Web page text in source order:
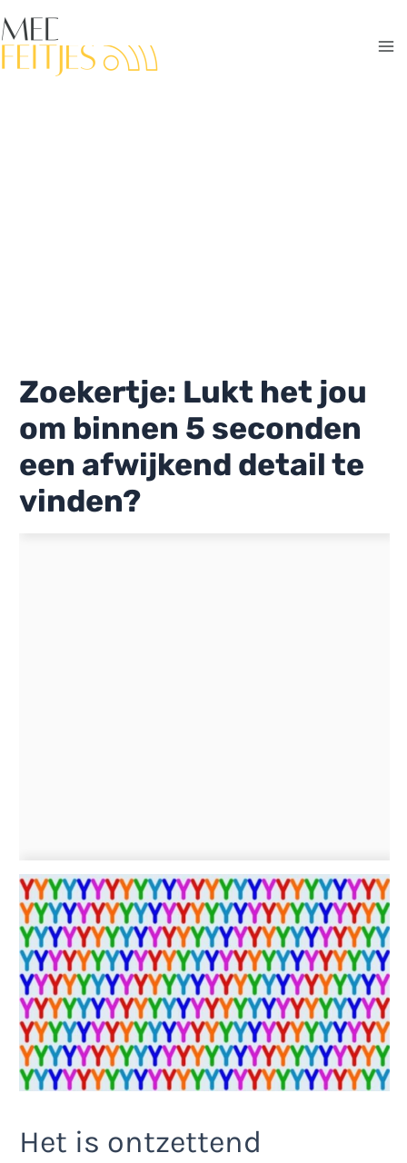
naar
de
Zoekertje: Lukt het jou
om binnen 5 seconden
een afwijkend detail te
vinden?
Het is ontzettend